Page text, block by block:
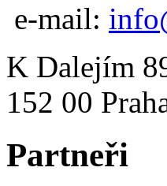
e-mail:
K Dalejím
152 00
Partneři